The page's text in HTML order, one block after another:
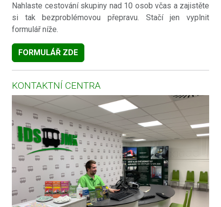
Nahlaste cestování skupiny nad 10 osob včas a zajistěte
si tak bezproblémovou přepravu. Stačí jen vyplnit
formulář níže.
FORMULÁŘ ZDE
KONTAKTNÍ CENTRA